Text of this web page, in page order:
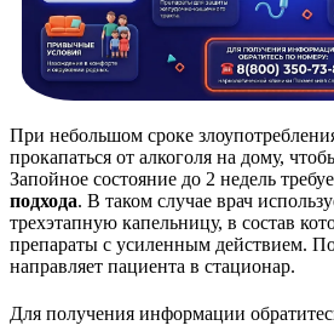
При небольшом сроке
прокапаться от алкоголя на дому,
Запойное состояние до 2 недель
подхода. В таком случае врач
трехэтапную капельницу, в состав
препараты с усиленным действием.
направляет пациента в стационар.
Для получения информации